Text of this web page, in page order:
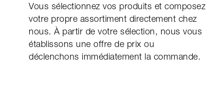
Vous sélectionnez vos produits et composez
votre propre assortiment directe­ment chez
nous. À partir de votre sélection, nous vous
établissons une offre de prix ou
déclenchons immédiate­ment la commande.